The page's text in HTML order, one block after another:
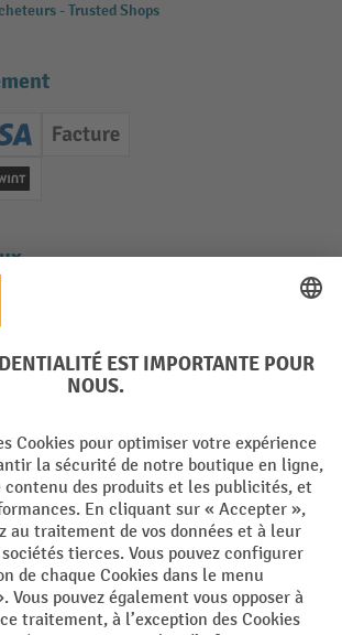
- Trusted Shops
(Visa)
Facture
de vente Mentions Légales
Politique de cookies
shipping costsand possible delivery charges,